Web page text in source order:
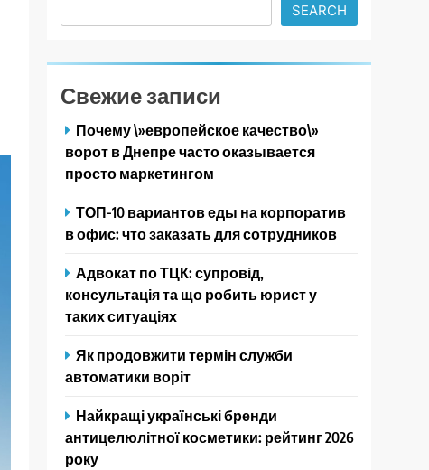
SEARCH
Свежие записи
Почему \»европейское качество\»
ворот в Днепре часто оказывается
просто маркетингом
ТОП-10 вариантов еды на корпоратив
в офис: что заказать для сотрудников
Адвокат по ТЦК: супровід,
консультація та що робить юрист у
таких ситуаціях
Як продовжити термін служби
автоматики воріт
Найкращі українські бренди
антицелюлітної косметики: рейтинг 2026
року